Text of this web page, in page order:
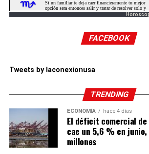
FACEBOOK
Tweets by laconexionusa
TRENDING
ECONOMÍA hace 4 días
El déficit comercial de
cae un 5,6 % en
millones